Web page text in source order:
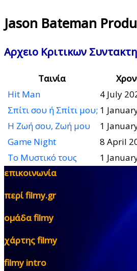
Jason Bateman
Αρχειο Κριτικων Συντακτη
Ταινία
Hit Man
4 July
Σπίτι σου ή Σπίτι μου; 1
Η Ζωή σου, Ζωή μου
1
Game Night
8 April
Το Μυστικό τους
1
επικοινωνία
περί filmy.gr
ομάδα filmy
χάρτης filmy
filmy intro